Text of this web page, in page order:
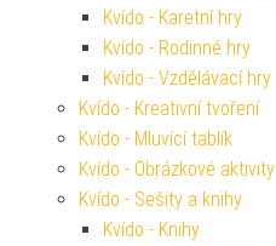
Kvído - Karetní hry
Kvído - Rodinné hry
Kvído - Vzdělávací hry
Kvído - Kreativní tvoření
Kvído - Mluvící tablík
Kvído - Obrázkové aktivity
Kvído - Sešity a knihy
Kvído - Knihy